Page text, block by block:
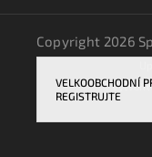
VELKOOBCHODNÍ
REGISTRUJTE
Copyright 2026
Vytvořil